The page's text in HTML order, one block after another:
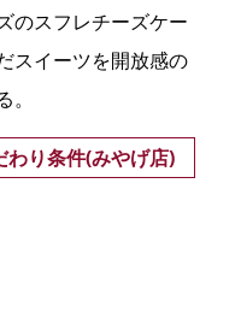
のスフレチーズケー
スイーツを開放感の
わり条件(みやげ店)